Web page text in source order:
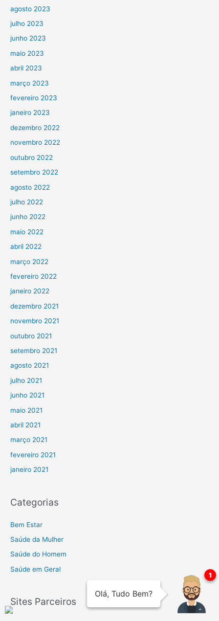
agosto 2023
julho 2023
junho 2023
maio 2023
abril 2023
março 2023
fevereiro 2023
janeiro 2023
dezembro 2022
novembro 2022
outubro 2022
setembro 2022
agosto 2022
julho 2022
junho 2022
maio 2022
abril 2022
março 2022
fevereiro 2022
janeiro 2022
dezembro 2021
novembro 2021
outubro 2021
setembro 2021
agosto 2021
julho 2021
junho 2021
maio 2021
abril 2021
março 2021
fevereiro 2021
janeiro 2021
Categorias
Bem Estar
Saúde da Mulher
Saúde do Homem
Saúde em Geral
Sites Parceiros